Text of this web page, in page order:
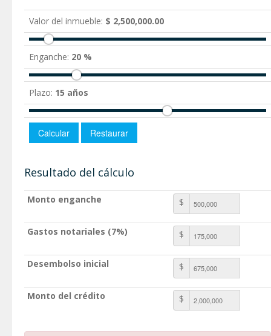
Valor del inmueble: $ 2,500,000.00
Enganche: 20 %
Plazo: 15 años
Resultado del cálculo
Monto enganche $
Gastos notariales (7%) $
Desembolso inicial $
Monto del crédito $